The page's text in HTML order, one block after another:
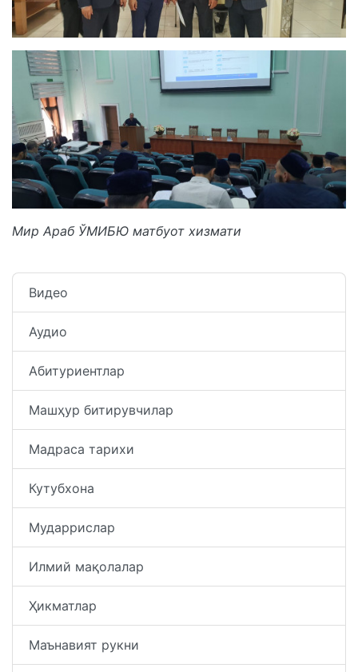
Мир Араб ЎМИБЮ матбуот хизмати
Видео
Аудио
Абитуриентлар
Машҳур битирувчилар
Мадраса тарихи
Кутубхона
Мударрислар
Илмий мақолалар
Ҳикматлар
Маънавият рукни